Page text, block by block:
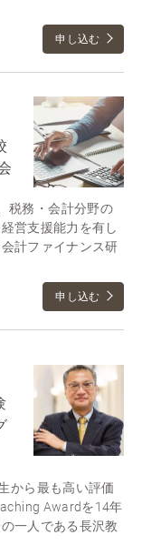
申し込む
税務・会計分野の
営支援能力を有し
計ファイナンス研
申し込む
から最も高い評価
Awardを14年
一人である長沢教